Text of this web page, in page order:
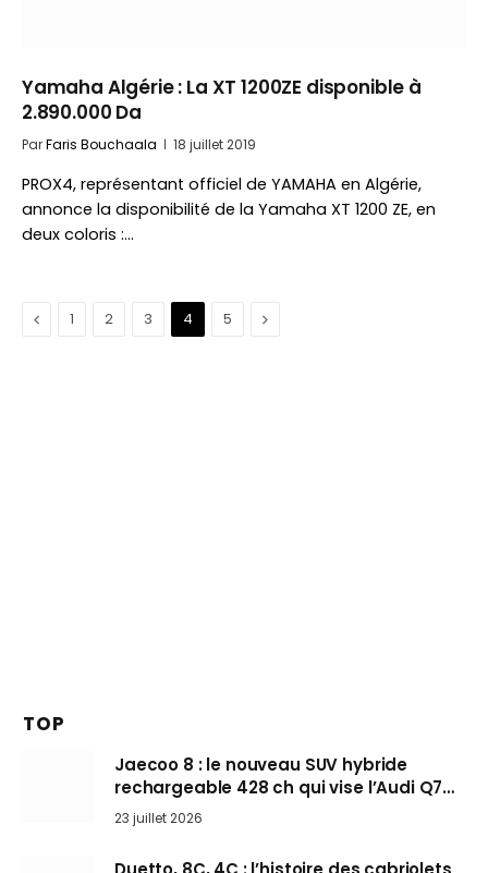
Yamaha Algérie : La XT 1200ZE disponible à
2.890.000 Da
ParFaris Bouchaala 18 juillet 2019
PROX4, représentant officiel de YAMAHA en Algérie,
annonce la disponibilité de la Yamaha XT 1200 ZE, en
deux coloris :…
Précédent
1 2 3 4 5 Suivant
TOP
Jaecoo 8 : le nouveau SUV hybride
rechargeable 428 ch qui vise l’Audi Q7
arrive en Europe cet automne
23 juillet 2026